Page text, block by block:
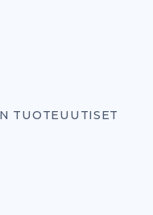
TUOTEUUTISET